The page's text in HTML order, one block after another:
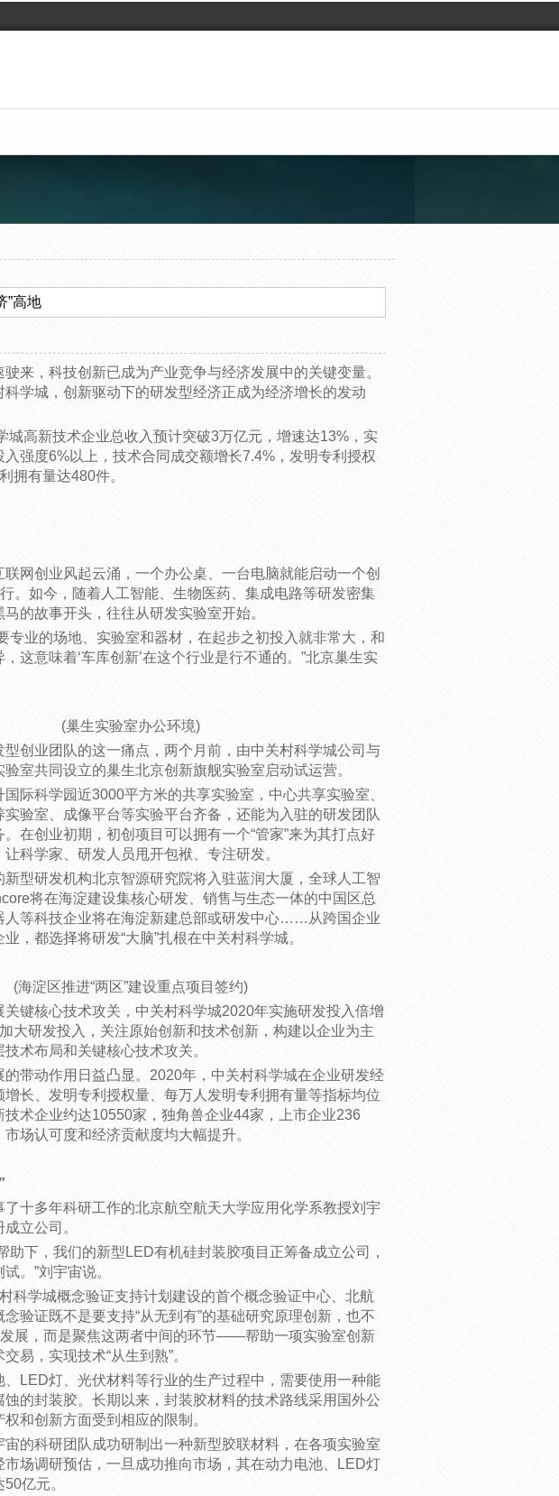
”高地
，科技创新已成为产业竞争与经济发展中的关键变量。
学城，创新驱动下的研发型经济正成为经济增长的发动
高新技术企业总收入预计突破3万亿元，增速达13%，实
强度6%以上，技术合同成交额增长7.4%，发明专利授权
拥有量达480件。
创业风起云涌，一个办公桌、一台电脑就能启动一个创
。如今，随着人工智能、生物医药、集成电路等研发密集
的故事开头，往往从研发实验室开始。
业的场地、实验室和器材，在起步之初投入就非常大，和
这意味着‘车库创新’在这个行业是行不通的。”北京巢生实
(巢生实验室办公环境)
业团队的这一痛点，两个月前，由中关村科学城公司与
室共同设立的巢生北京创新旗舰实验室启动试运营。
科学园近3000平方米的共享实验室，中心共享实验室、
验室、成像平台等实验平台齐备，还能为入驻的研发团队
在创业初期，初创项目可以拥有一个“管家”来为其打点好
科学家、研发人员甩开包袱、专注研发。
研发机构北京智源研究院将入驻蓝润大厦，全球人工智
将在海淀建设集核心研发、销售与生态一体的中国区总
人等科技企业将在海淀新建总部或研发中心……从跨国企业
，都选择将研发“大脑”扎根在中关村科学城。
淀区推进“两区”建设重点项目签约)
核心技术攻关，中关村科学城2020年实施研发投入倍增
大研发投入，关注原始创新和技术创新，构建以企业为主
术布局和关键核心技术攻关。
动作用日益凸显。2020年，中关村科学城在企业研发经
长、发明专利授权量、每万人发明专利拥有量等指标均位
技术企业约达10550家，独角兽企业44家，上市企业236
场认可度和经济贡献度均大幅提升。
多年科研工作的北京航空航天大学应用化学系教授刘宇
立公司。
下，我们的新型LED有机硅封装胶项目正筹备成立公司，
。”刘宇宙说。
学城概念验证支持计划建设的首个概念验证中心、北航
验证既不是要支持“从无到有”的基础研究原理创新，也不
发展，而是聚焦这两者中间的环节——帮助一项实验室创新
易，实现技术“从生到熟”。
灯、光伏材料等行业的生产过程中，需要使用一种能
的封装胶。长期以来，封装胶材料的技术路线采用国外公
和创新方面受到相应的限制。
科研团队成功研制出一种新型胶联材料，在各项实验室
场调研预估，一旦成功推向市场，其在动力电池、LED灯
亿元。